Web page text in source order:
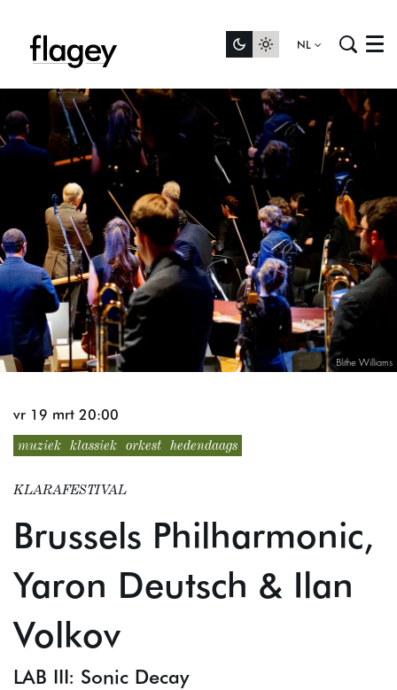
NL Menu
Blithe Williams
muziek klassiek orkest hedendaags
Brussels Philharmonic,
Yaron Deutsch & Ilan
Volkov
LAB III: Sonic Decay
KLARAFESTIVAL
vr 19 mrt 20:00